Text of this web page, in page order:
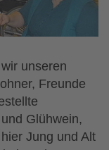
unseren
Freunde
Glühwein,
Jung und Alt